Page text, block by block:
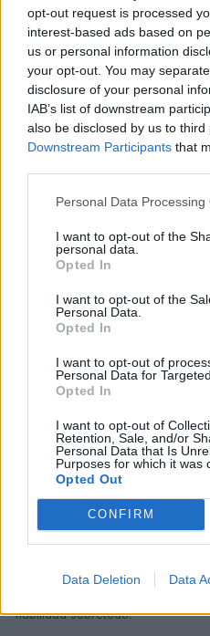
opt-out request is processed
interest-based ads based on
us or personal information
your opt-out. You may
disclosure of your personal
IAB’s list of downstream
also be disclosed by us to third
Downstream Participants that
Personal Data Processing
I want to opt-out of the
personal data.
Opted In
I want to opt-out of the
Personal Data.
Opted In
I want to opt-out of
Personal Data for
Opted In
I want to opt-out of
Retention, Sale, and/or
Personal Data that Is
Purposes for which it was
Opted Out
CONFIRM
Data Deletion Data
Responder
Xingular
Publicado 26 de Febrero
esos quita penas me molan mazo
Responder
Jony
Publicado
Pues si, el M me ha salido por 2
Ademas esta muy bien.
Responder
Dominic
Publicado26 de Febrero
el M3 E36 es uno de mis coches
fiabilidad sobretodo.